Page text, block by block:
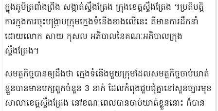
ក្នុងភូមិត្រពាំងព្រីង សង្កាត់ស្ទឹងត្រែង ក្រុងខេត្តស្ទឹងត្រែង ។ប្រតិបត្តិ
ការក្នុងការចុះបង្ក្រាបក្រុមក្មេងទំនើងខាងលើនេះ គឺមានការដឹកនាំ
ដោយលោក សាយ កុសល អភិបាលនៃគណៈអភិបាលក្រុង
ស្ទឹងត្រែង។
សមត្ថកិច្ចបានឲ្យដឹងថា ក្មេងទំនើងមួយក្រុមដែលសមត្ថកិច្ចចាប់ឃាត់
ខ្លួនបានមានបក្សពួកចំនួន 3 នាក់ ដែលកំពុងជួបជុំគ្នានៅសួនច្បារមុខ
សាលាខេត្តស្ទឹងត្រែង នៅខណៈពេលបានចាប់ឃាត់ខ្លួននោះ ក៏បាន